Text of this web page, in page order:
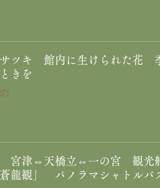
ツキ 館内に生けられた花
ときを
宮津⇔天橋立⇔一の宮 観光
龍観」 パノラマシャトルバ